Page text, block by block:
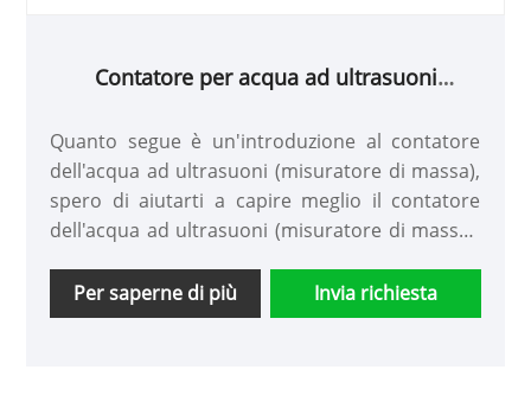
Contatore per acqua ad ultrasuoni
Quanto segue è un'introduzione al contatore
dell'acqua ad ultrasuoni (misuratore di massa),
spero di aiutarti a capire meglio il contatore
dell'acqua ad ultrasuoni (misuratore di massa).
continuare a collaborare con noi per creare un
futuro migliore insieme!
Per saperne di più Invia richiesta